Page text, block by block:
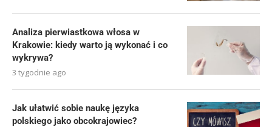
Analiza pierwiastkowa włosa w
Krakowie: kiedy warto ją wykonać i co
wykrywa?
3 tygodnie ago
Jak ułatwić sobie naukę języka
polskiego jako obcokrajowiec?